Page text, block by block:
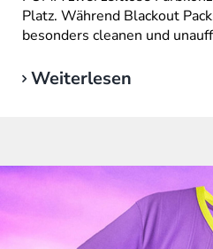
Platz. Während Blackout
besonders cleanen und
Weiterlesen